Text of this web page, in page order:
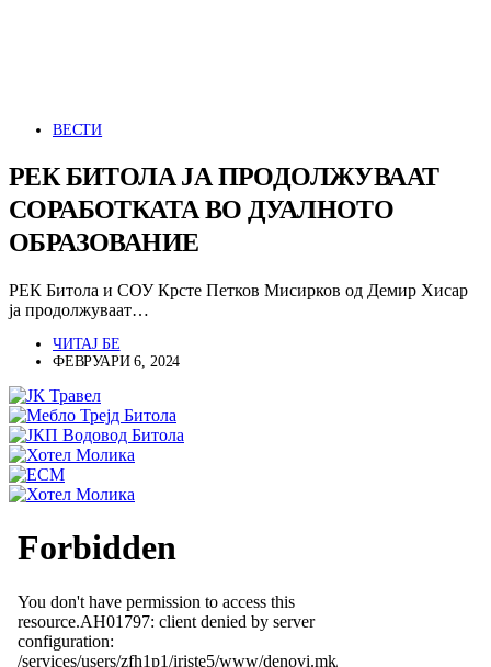
ВЕСТИ
РЕК БИТОЛА ЈА ПРОДОЛЖУВААТ
СОРАБОТКАТА ВО ДУАЛНОТО
ОБРАЗОВАНИЕ
РЕК Битола и СОУ Крсте Петков Мисирков од Демир Хисар
ја продолжуваат…
ЧИТАЈ БЕ
ФЕВРУАРИ 6, 2024